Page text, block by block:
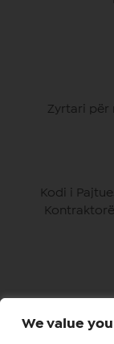
We value
Zyrtari për
Kodi i